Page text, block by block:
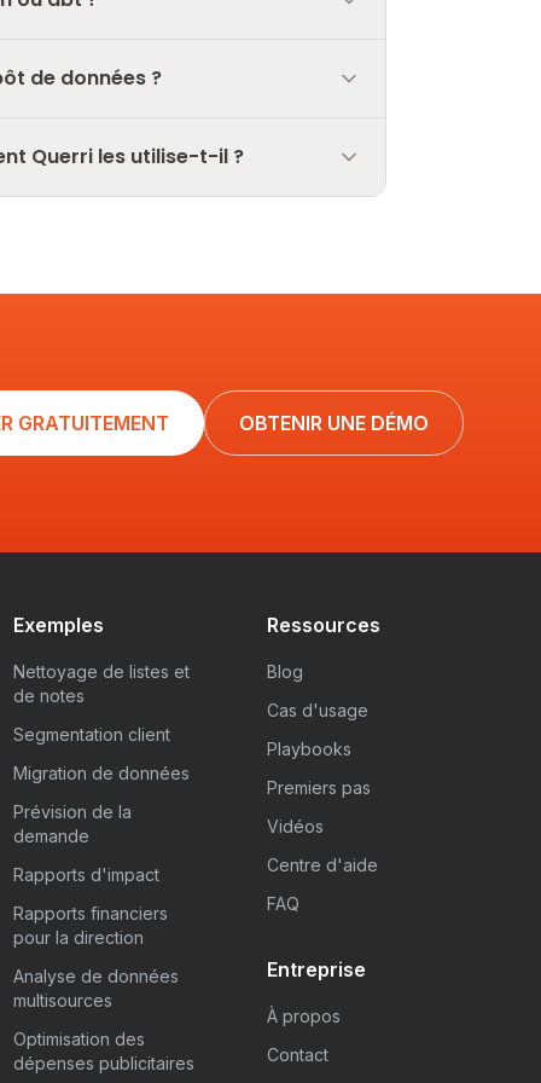
de données ?
Querri les utilise-t-il ?
GRATUITEMENT OBTENIR UNE DÉMO
Exemples
Nettoyage de listes et
de notes
Segmentation client
Migration de données
Prévision de la
demande
Rapports d'impact
Rapports financiers
pour la direction
Analyse de données
multisources
Optimisation des
dépenses publicitaires
Ressources
Blog
Cas d'usage
Playbooks
Premiers pas
Vidéos
Centre d'aide
FAQ
Entreprise
À propos
Contact